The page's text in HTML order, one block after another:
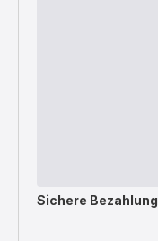
Sichere Bezahlung